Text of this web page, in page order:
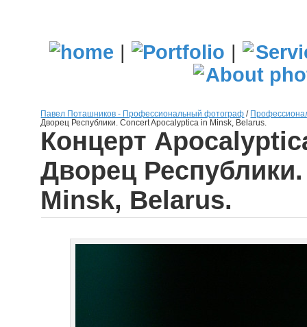
| |
Павел Поташников - Профессиональный фотограф /
Дворец Республики. Сoncert Apocalyptica in Minsk, Belarus.
Концерт
Дворец
Minsk, Belarus.